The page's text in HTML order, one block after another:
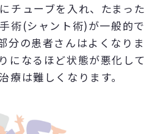
チューブを入れ、たまった
術(シャント術)が一般的で
分の患者さんはよくなりま
になるほど状態が悪化して
療は難しくなります。